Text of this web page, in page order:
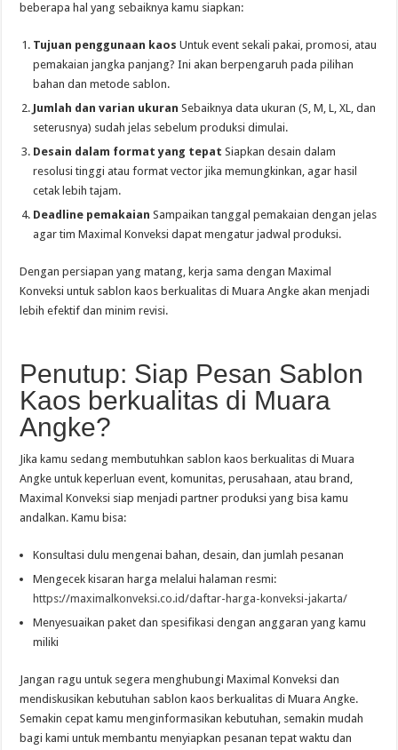
beberapa hal yang sebaiknya kamu siapkan:
Tujuan penggunaan kaos Untuk event sekali pakai, promosi, atau
pemakaian jangka panjang? Ini akan berpengaruh pada pilihan
bahan dan metode sablon.
Jumlah dan varian ukuran Sebaiknya data ukuran (S, M, L, XL, dan
seterusnya) sudah jelas sebelum produksi dimulai.
Desain dalam format yang tepat Siapkan desain dalam
resolusi tinggi atau format vector jika memungkinkan, agar hasil
cetak lebih tajam.
Deadline pemakaian Sampaikan tanggal pemakaian dengan jelas
agar tim Maximal Konveksi dapat mengatur jadwal produksi.
Dengan persiapan yang matang, kerja sama dengan Maximal
Konveksi untuk sablon kaos berkualitas di Muara Angke akan menjadi
lebih efektif dan minim revisi.
Penutup: Siap Pesan Sablon
Kaos berkualitas di Muara
Angke?
Jika kamu sedang membutuhkan sablon kaos berkualitas di Muara
Angke untuk keperluan event, komunitas, perusahaan, atau brand,
Maximal Konveksi siap menjadi partner produksi yang bisa kamu
andalkan. Kamu bisa:
Konsultasi dulu mengenai bahan, desain, dan jumlah pesanan
Mengecek kisaran harga melalui halaman resmi:
https://maximalkonveksi.co.id/daftar-harga-konveksi-jakarta/
Menyesuaikan paket dan spesifikasi dengan anggaran yang kamu
miliki
Jangan ragu untuk segera menghubungi Maximal Konveksi dan
mendiskusikan kebutuhan sablon kaos berkualitas di Muara Angke.
Semakin cepat kamu menginformasikan kebutuhan, semakin mudah
bagi kami untuk membantu menyiapkan pesanan tepat waktu dan